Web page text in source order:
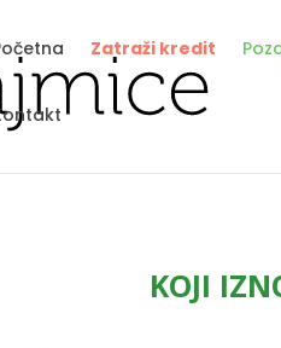
Zatraži kredit
KOJI